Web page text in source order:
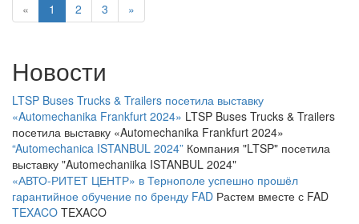
« 1 2 3 »
Новости
LTSP Buses Trucks & Trailers посетила выставку
«Automechanika Frankfurt 2024» LTSP Buses Trucks & Trailers
посетила выставку «Automechanika Frankfurt 2024»
“Automechanica ISTANBUL 2024” Компания "LTSP" посетила
выставку "Automechaniika ISTANBUL 2024"
«АВТО-РИТЕТ ЦЕНТР» в Тернополе успешно прошёл
гарантийное обучение по бренду FAD Растем вместе с FAD
TEXACO TEXACO